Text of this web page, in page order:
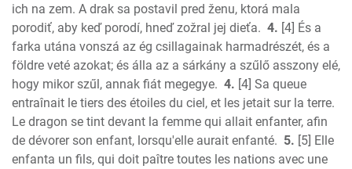
Galatians
Ephesians
Phillipians
Colossians
1 Thess.
2 Thess.
1 Timothy
2 Timothy
ich na zem. A drak sa postavil pred ženu, ktorá mala
porodiť, aby keď porodí, hneď zožral jej dieťa. 4. [4] És a
farka utána vonszá az ég csillagainak harmadrészét, és a
földre veté azokat; és álla az a sárkány a szűlő asszony elé,
hogy mikor szűl, annak fiát megegye. 4. [4] Sa queue
entraînait le tiers des étoiles du ciel, et les jetait sur la terre.
Le dragon se tint devant la femme qui allait enfanter, afin
de dévorer son enfant, lorsqu'elle aurait enfanté. 5. [5] Elle
enfanta un fils, qui doit paître toutes les nations avec une